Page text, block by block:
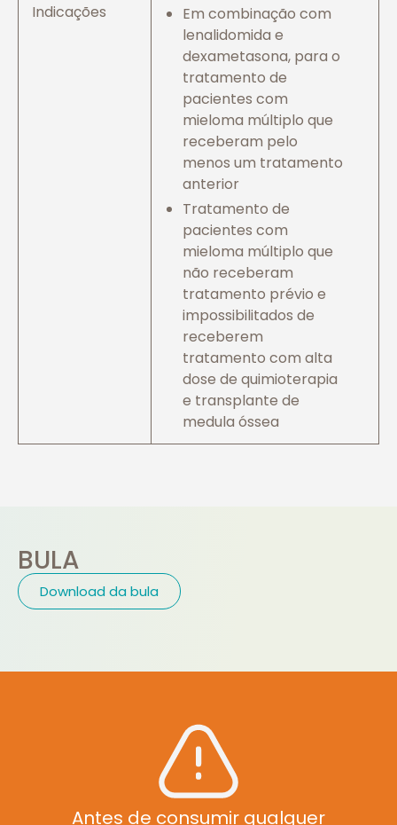
Indicações
Em combinação com
lenalidomida e
dexametasona, para o
tratamento de
pacientes com
mieloma múltiplo que
receberam pelo
menos um tratamento
anterior
Tratamento de
pacientes com
mieloma múltiplo que
não receberam
tratamento prévio e
impossibilitados de
receberem
tratamento com alta
dose de quimioterapia
e transplante de
medula óssea
BULA
Download da bula
Antes de consumir qualquer